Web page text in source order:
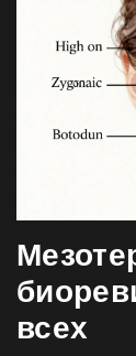
всех